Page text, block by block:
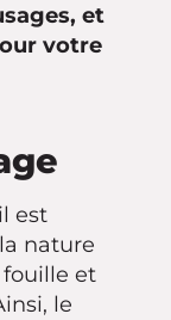
et
votre
est
nature
et
le